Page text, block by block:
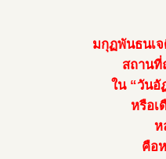
มกุฏพันธนเจ
สถานที่
ใน “วันอั
หรือ
ห
คือ